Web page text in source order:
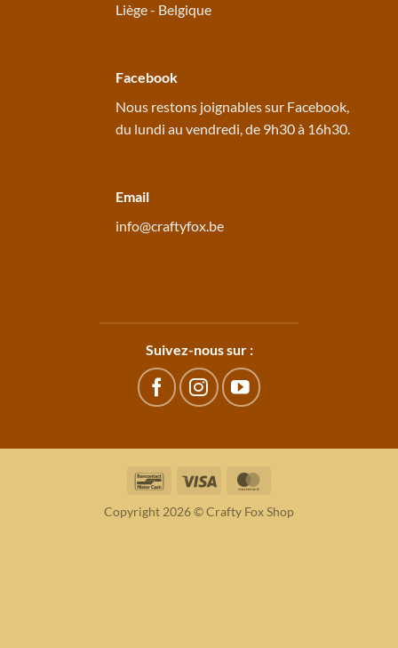
Liège - Belgique
Facebook
Nous restons joignables sur Facebook,
du lundi au vendredi, de 9h30 à 16h30.
Email
info@craftyfox.be
Suivez-nous sur :
BancontactVisa
Copyright 2026 © Crafty Fox Shop